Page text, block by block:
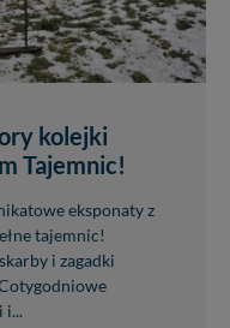
kolejki
Tajemnic!
eksponaty z
tajemnic!
i zagadki
i...